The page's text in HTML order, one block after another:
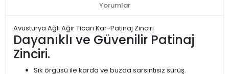
Yorumlar
Avusturya Ağlı Ağır Ticari Kar-Patinaj Zinciri
Dayanıklı ve Güvenilir Patinaj
Zinciri.
Sık örgüsü ile karda ve buzda sarsıntısız sürüş.